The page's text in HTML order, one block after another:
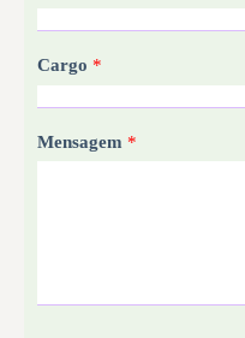
Cargo *
Mensagem *